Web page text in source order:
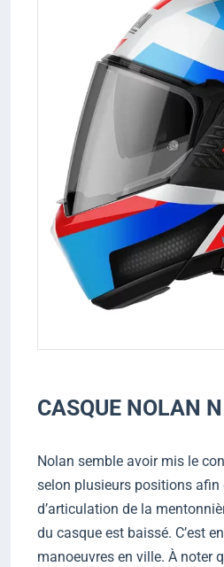
CASQUE NOLAN
Nolan semble avoir mis le
selon plusieurs positions afin
d’articulation de la
du casque est baissé. C’est
manoeuvres en ville. À noter